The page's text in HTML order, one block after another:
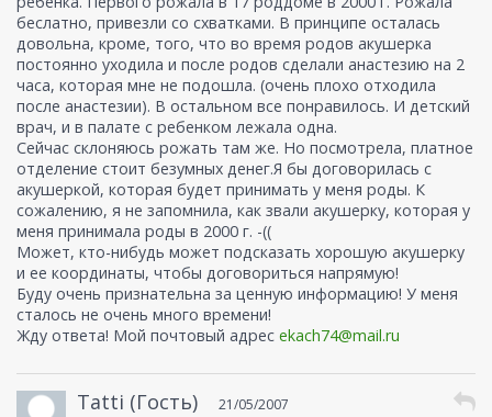
беслатно, привезли со схватками. В принципе осталась
довольна, кроме, того, что во время родов акушерка
постоянно уходила и после родов сделали анастезию на 2
часа, которая мне не подошла. (очень плохо отходила
после анастезии). В остальном все понравилось. И детский
врач, и в палате с ребенком лежала одна.
Сейчас склоняюсь рожать там же. Но посмотрела, платное
отделение стоит безумных денег.Я бы договорилась с
акушеркой, которая будет принимать у меня роды. К
сожалению, я не запомнила, как звали акушерку, которая у
меня принимала роды в 2000 г. -((
Может, кто-нибудь может подсказать хорошую акушерку
и ее координаты, чтобы договориться напрямую!
Буду очень признательна за ценную информацию! У меня
сталось не очень много времени!
Жду ответа! Мой почтовый адрес ekach74@mail.ru
Tatti (Гость) 21/05/2007